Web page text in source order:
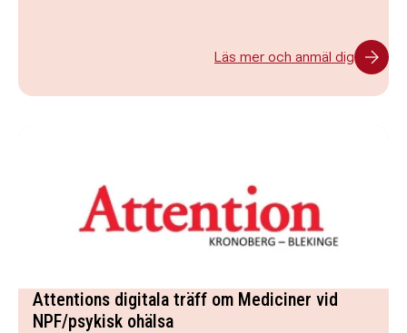
Läs mer och anmäl dig
Attentions digitala träff om Mediciner vid
NPF/psykisk ohälsa